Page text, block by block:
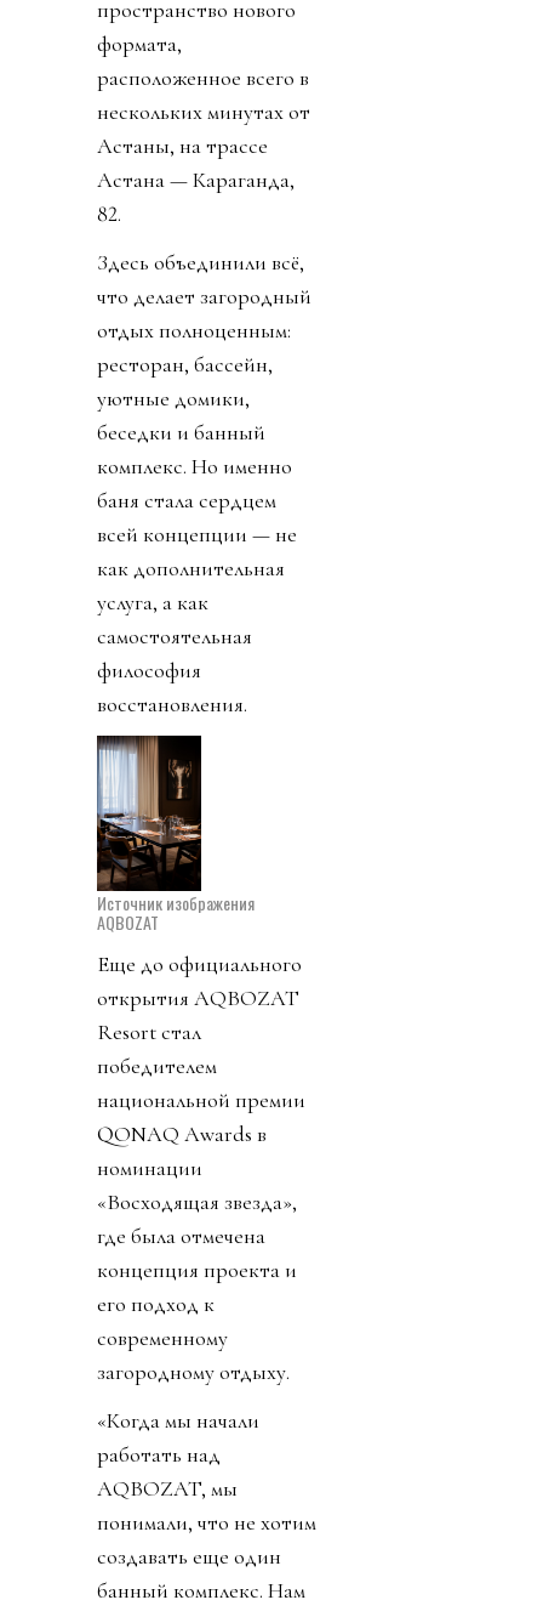
пространство нового
формата,
расположенное всего в
нескольких минутах от
Астаны, на трассе
Астана — Караганда,
82.
Здесь объединили всё,
что делает загородный
отдых полноценным:
ресторан, бассейн,
уютные домики,
беседки и банный
комплекс. Но именно
баня стала сердцем
всей концепции — не
как дополнительная
услуга, а как
самостоятельная
философия
восстановления.
Источник изображения
AQBOZAT
Еще до официального
открытия AQBOZAT
Resort стал
победителем
национальной премии
QONAQ Awards в
номинации
«Восходящая звезда»,
где была отмечена
концепция проекта и
его подход к
современному
загородному отдыху.
«Когда мы начали
работать над
AQBOZAT, мы
понимали, что не хотим
создавать еще один
банный комплекс. Нам